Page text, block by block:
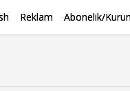
Reklam Abonelik/